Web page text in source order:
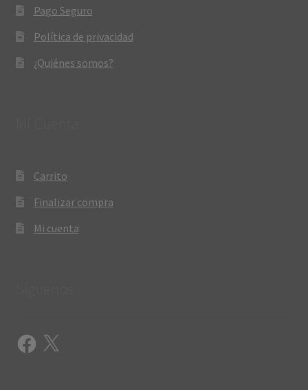
Pago Seguro
Política de privacidad
¿Quiénes somos?
Carrito
Finalizar compra
Mi cuenta
Facebook
X